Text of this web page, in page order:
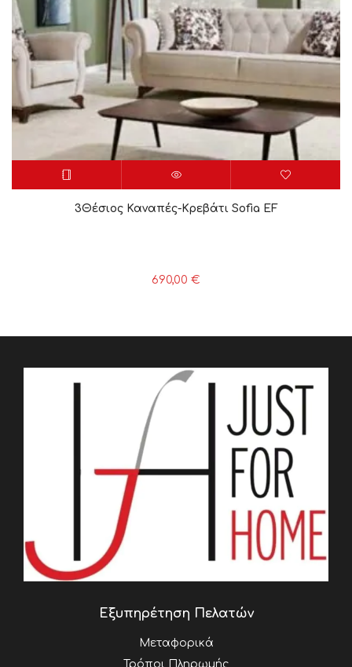
3Θέσιος Καναπές-Κρεβάτι Sofia EF
690,00 €
Εξυπηρέτηση Πελατών
Μεταφορικά
Τρόποι Πληρωμής